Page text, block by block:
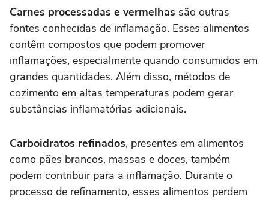
Carnes processadas e vermelhas são outras
fontes conhecidas de inflamação. Esses alimentos
contêm compostos que podem promover
inflamações, especialmente quando consumidos em
grandes quantidades. Além disso, métodos de
cozimento em altas temperaturas podem gerar
substâncias inflamatórias adicionais.
Carboidratos refinados, presentes em alimentos
como pães brancos, massas e doces, também
podem contribuir para a inflamação. Durante o
processo de refinamento, esses alimentos perdem